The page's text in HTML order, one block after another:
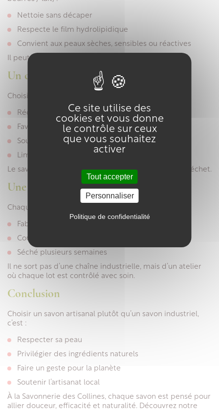
Ce site utilise des
cookies et vous donne
le contrôle sur ceux
que vous souhaitez
activer
Tout accepter
Personnaliser
Politique de confidentialité
Nettoie sans décaper
Respecte le film hydrolipidique
Convient aux peaux sèches, sensibles ou réactives
Il peut même remplacer un gel douche classique.
Un choix écologique et responsable
Choisir un savon artisanal, c’est aussi :
Réduire les emballages plastiques
Favoriser les circuits courts
Soutenir un savoir-faire local
Limiter les ingrédients pétrochimiques
Le savon solide est une excellente alternative zéro déchet.
Une qualité et un savoir-faire uniques
Chaque savon artisanal est :
Fabriqué à la main
Coupé et estampillé manuellement
Séché plusieurs semaines
Il ne sort pas d’une chaîne industrielle, mais d’un atelier
où chaque lot est contrôlé avec soin.
Conclusion
Choisir un savon artisanal plutôt qu’un savon industriel,
c’est :
Respecter sa peau
Privilégier des ingrédients naturels
Faire un geste pour la planète
Soutenir l’artisanat local
À la Savonnerie des Collines, chaque savon est pensé pour
allier douceur, efficacité et naturalité. Découvrez notre